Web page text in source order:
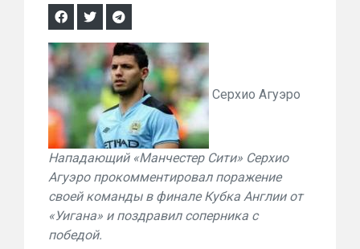
Серхио Агуэро
Нападающий «Манчестер Сити» Серхио
Агуэро прокомментировал поражение
своей команды в финале Кубка Англии от
«Уигана» и поздравил соперника с
победой.